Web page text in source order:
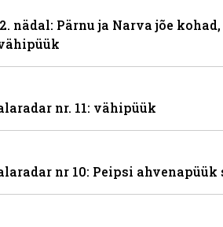
nädal: Pärnu ja Narva jõe
nr. 11: vähipüük
nr 10: Peipsi ahvenapüük